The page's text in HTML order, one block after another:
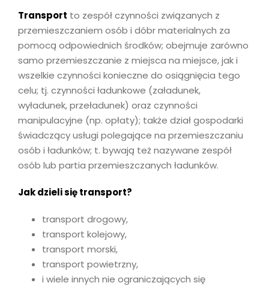
Transport to zespół czynności związanych z
przemieszczaniem osób i dóbr materialnych za
pomocą odpowiednich środków; obejmuje zarówno
samo przemieszczanie z miejsca na miejsce, jak i
wszelkie czynności konieczne do osiągnięcia tego
celu; tj. czynności ładunkowe (załadunek,
wyładunek, przeładunek) oraz czynności
manipulacyjne (np. opłaty); także dział gospodarki
świadczący usługi polegające na przemieszczaniu
osób i ładunków; t. bywają też nazywane zespół
osób lub partia przemieszczanych ładunków.
Jak dzieli się transport?
transport drogowy,
transport kolejowy,
transport morski,
transport powietrzny,
i wiele innych nie ograniczających się